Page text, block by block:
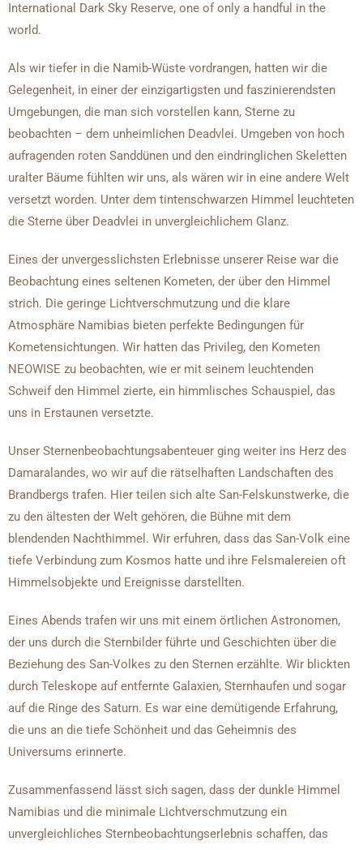
International Dark Sky Reserve, one of only a handful in the
world.
Als wir tiefer in die Namib-Wüste vordrangen, hatten wir die
Gelegenheit, in einer der einzigartigsten und faszinierendsten
Umgebungen, die man sich vorstellen kann, Sterne zu
beobachten – dem unheimlichen Deadvlei. Umgeben von hoch
aufragenden roten Sanddünen und den eindringlichen Skeletten
uralter Bäume fühlten wir uns, als wären wir in eine andere Welt
versetzt worden. Unter dem tintenschwarzen Himmel leuchteten
die Sterne über Deadvlei in unvergleichlichem Glanz.
Eines der unvergesslichsten Erlebnisse unserer Reise war die
Beobachtung eines seltenen Kometen, der über den Himmel
strich. Die geringe Lichtverschmutzung und die klare
Atmosphäre Namibias bieten perfekte Bedingungen für
Kometensichtungen. Wir hatten das Privileg, den Kometen
NEOWISE zu beobachten, wie er mit seinem leuchtenden
Schweif den Himmel zierte, ein himmlisches Schauspiel, das
uns in Erstaunen versetzte.
Unser Sternenbeobachtungsabenteuer ging weiter ins Herz des
Damaralandes, wo wir auf die rätselhaften Landschaften des
Brandbergs trafen. Hier teilen sich alte San-Felskunstwerke, die
zu den ältesten der Welt gehören, die Bühne mit dem
blendenden Nachthimmel. Wir erfuhren, dass das San-Volk eine
tiefe Verbindung zum Kosmos hatte und ihre Felsmalereien oft
Himmelsobjekte und Ereignisse darstellten.
Eines Abends trafen wir uns mit einem örtlichen Astronomen,
der uns durch die Sternbilder führte und Geschichten über die
Beziehung des San-Volkes zu den Sternen erzählte. Wir blickten
durch Teleskope auf entfernte Galaxien, Sternhaufen und sogar
auf die Ringe des Saturn. Es war eine demütigende Erfahrung,
die uns an die tiefe Schönheit und das Geheimnis des
Universums erinnerte.
Zusammenfassend lässt sich sagen, dass der dunkle Himmel
Namibias und die minimale Lichtverschmutzung ein
unvergleichliches Sternbeobachtungserlebnis schaffen, das